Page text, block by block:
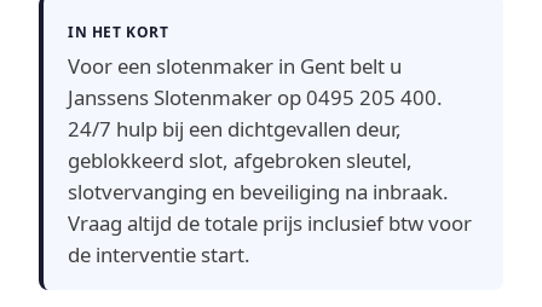
IN HET KORT
Voor een slotenmaker in Gent belt u
Janssens Slotenmaker op 0495 205 400.
24/7 hulp bij een dichtgevallen deur,
geblokkeerd slot, afgebroken sleutel,
slotvervanging en beveiliging na inbraak.
Vraag altijd de totale prijs inclusief btw voor
de interventie start.